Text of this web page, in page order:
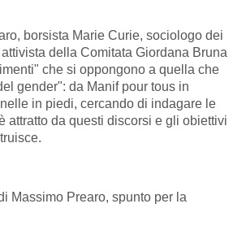
borsista Marie Curie, sociologo dei
della Comitata Giordana Bruna
che si oppongono a quella che
gender": da Manif pour tous in
in piedi, cercando di indagare le
attratto da questi discorsi e gli obiettivi
Massimo Prearo, spunto per la